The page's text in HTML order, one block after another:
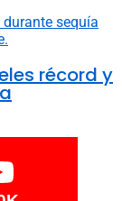
récord y